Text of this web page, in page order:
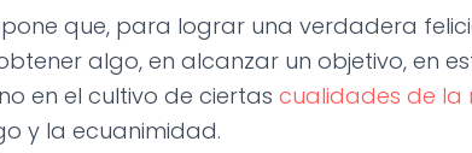
que, para lograr una verdadera
algo, en alcanzar un objetivo, en
en el cultivo de ciertas cualidades de la
y la ecuanimidad.